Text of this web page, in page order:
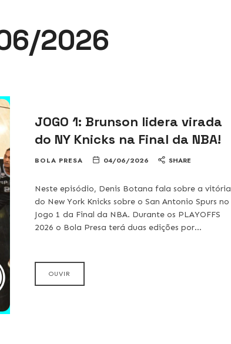
2026
JOGO 1: Brunson lidera virada
do NY Knicks na Final da NBA!
BOLA PRESA 04/06/2026 SHARE
Neste episódio, Denis Botana fala sobre a vitória
do New York Knicks sobre o San Antonio Spurs no
Jogo 1 da Final da NBA. Durante os PLAYOFFS
2026 o Bola Presa terá duas edições por…
OUVIR